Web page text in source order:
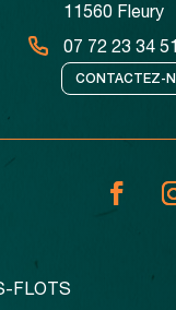
11560 Fleury
07 72 23 34 51
CONTACTEZ-
FLOTS